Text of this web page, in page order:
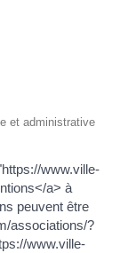
et administrative
www.ville-
a> à
peuvent être
associations/?
www.ville-